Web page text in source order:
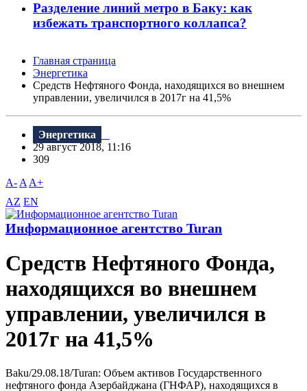
Разделение линий метро в Баку: как
избежать транспортного коллапса?
Главная страница
Энергетика
Средств Нефтяного Фонда, находящихся во внешнем
управлении, увеличился в 2017г на 41,5%
Энергетика
29 август 2018, 11:16
309
A- A A+
AZ EN
Информационное агентство Turan
Средств Нефтяного Фонда,
находящихся во внешнем
управлении, увеличился в
2017г на 41,5%
Baku/29.08.18/Turan: Объем активов Государственного
нефтяного фонда Азербайджана (ГНФАР), находящихся в